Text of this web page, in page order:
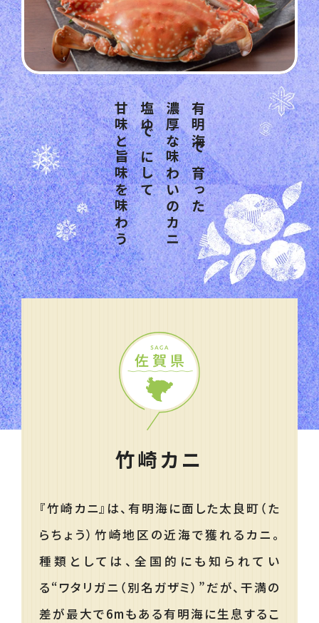
有明海で育った
濃厚な味わいのカニ
塩ゆでにして
甘味と旨味を味わう
竹崎カニ
『竹崎カニ』は、有明海に面した太良町（た
らちょう）竹崎地区の近海で獲れるカニ。
種類としては、全国的にも知られてい
る“ワタリガニ（別名ガザミ）”だが、干満の
差が最大で6mもある有明海に生息するこ